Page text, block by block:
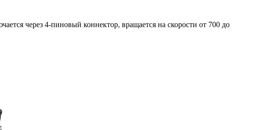
через 4-пиновый коннектор, вращается на скорости от 700 до